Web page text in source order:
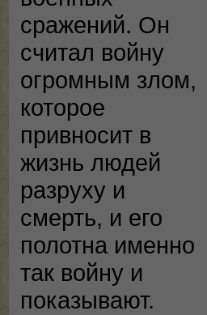
сражений. Он
считал войну
огромным злом,
которое
привносит в
жизнь людей
разруху и
смерть, и его
полотна именно
так войну и
показывают.